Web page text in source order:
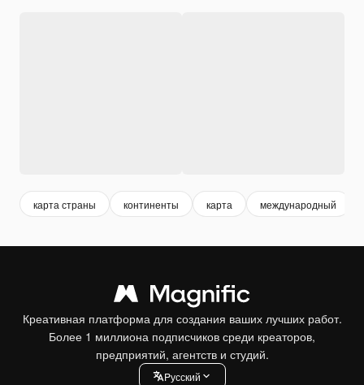
карта страны континенты карта международный
Креативная платформа для создания ваших лучших работ.
Более 1 миллиона подписчиков среди креаторов,
предприятий, агентств и студий.
Pусский